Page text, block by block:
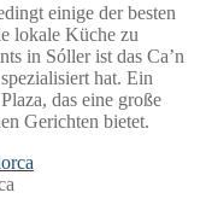
einige der besten
lokale Küche zu
in Sóller ist das Ca’n
hat. Ein
das eine große
Gerichten bietet.